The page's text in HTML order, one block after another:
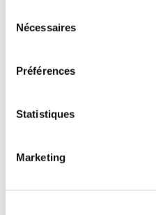
Nécessaires
Préférences
Statistiques
Marketing
Visible depuis la N 89, situé
Montussan, Consultimo
hors charges. Le montant...